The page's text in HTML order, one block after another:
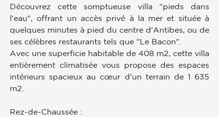
Découvrez cette somptueuse villa "pieds dans
l'eau", offrant un accès privé à la mer et située à
quelques minutes à pied du centre d'Antibes, ou de
ses célèbres restaurants tels que "Le Bacon".
Avec une superficie habitable de 408 m2, cette villa
entièrement climatisée vous propose des espaces
intérieurs spacieux au cœur d'un terrain de 1 635
m2.
Rez-de-Chaussée :